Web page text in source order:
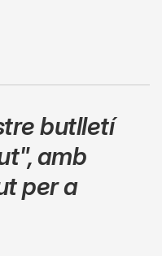
butlletí
,amb
per a